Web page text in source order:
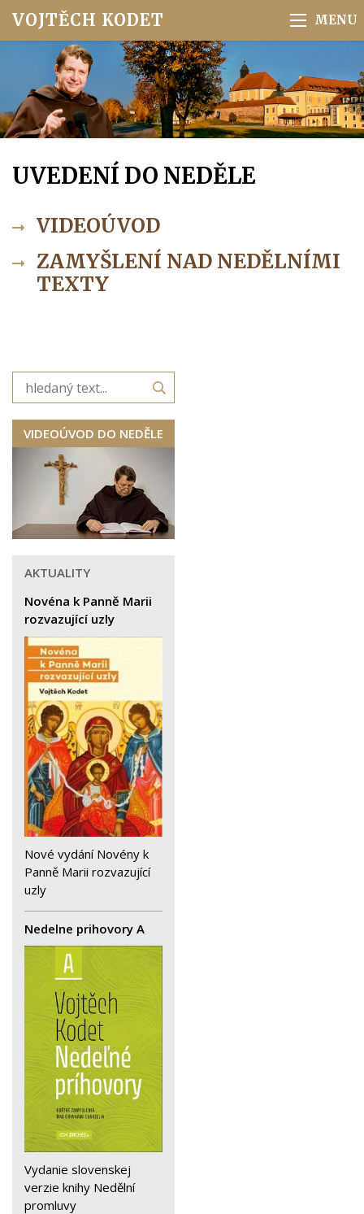
VOJTĚCH KODET
UVEDENÍ DO NEDĚLE
VIDEOÚVOD
ZAMYŠLENÍ NAD NEDĚLNÍMI
TEXTY
VIDEOÚVOD DO NEDĚLE
AKTUALITY
Novéna k Panně Marii
rozvazující uzly
Nové vydání Novény k
Panně Marii rozvazující
uzly
Nedelne prihovory A
Vydanie slovenskej
verzie knihy Nedělní
promluvy